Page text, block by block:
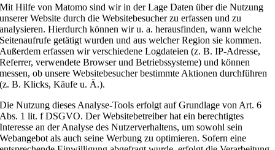
Mit Hilfe von Matomo sind wir in der Lage Daten über die Nutzung
unserer Website durch die Websitebesucher zu erfassen und zu
analysieren. Hierdurch können wir u. a. herausfinden, wann welche
Seitenaufrufe getätigt wurden und aus welcher Region sie kommen.
Außerdem erfassen wir verschiedene Logdateien (z. B. IP-Adresse,
Referrer, verwendete Browser und Betriebssysteme) und können
messen, ob unsere Websitebesucher bestimmte Aktionen durchführen
(z. B. Klicks, Käufe u. Ä.).
Die Nutzung dieses Analyse-Tools erfolgt auf Grundlage von Art. 6
Abs. 1 lit. f DSGVO. Der Websitebetreiber hat ein berechtigtes
Interesse an der Analyse des Nutzerverhaltens, um sowohl sein
Webangebot als auch seine Werbung zu optimieren. Sofern eine